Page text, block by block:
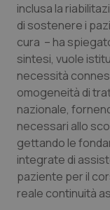
Tumori del
Tumori
Ulcera &
Vaccini
inclusa la
di sostenere i
cura – ha
sintesi, vuole
necessità
omogeneità di
nazionale,
necessari allo
gettando le
integrate di
paziente per il
reale continuità